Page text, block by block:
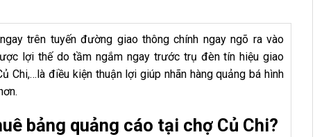
trên tuyến đường giao thông chính ngay ngõ ra vào
lợi thế do tầm ngắm ngay trước trụ đèn tín hiệu giao
Chi,…là điều kiện thuận lợi giúp nhãn hàng quảng bá hình
bảng quảng cáo tại chợ Củ Chi?